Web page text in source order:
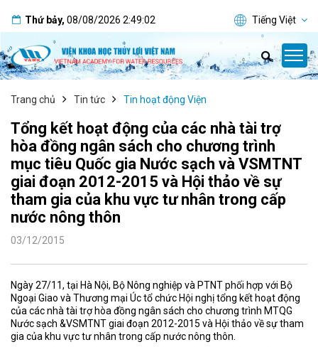
Thứ bảy, 08/08/2026 2:49:02 Tiếng Việt
Trang chủ Tin tức Tin hoạt động Viện
Tổng kết hoạt động của các nhà tài trợ
hòa đồng ngân sách cho chương trình
mục tiêu Quốc gia Nước sạch và VSMTNT
giai đoạn 2012-2015 và Hội thảo về sự
tham gia của khu vực tư nhân trong cấp
nước nông thôn
03/12/2015
Ngày 27/11, tại Hà Nội, Bộ Nông nghiệp và PTNT phối hợp với Bộ
Ngoại Giao và Thương mại Úc tổ chức Hội nghị tổng kết hoạt động
của các nhà tài trợ hòa đồng ngân sách cho chương trình MTQG
Nước sạch &VSMTNT giai đoạn 2012-2015 và Hội thảo về sự tham
gia của khu vực tư nhân trong cấp nước nông thôn.